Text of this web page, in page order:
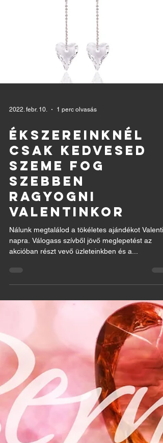
2022. febr. 10.
ÉKSZEREINKNÉL
CSAK KEDVESED
SZEME FOG
SZEBBEN
RAGYOGNI
VALENTINKOR
Nálunk megtalálod a tökéletes ajándékot Valentin
akcióban részt vevő üzleteinkben és a...